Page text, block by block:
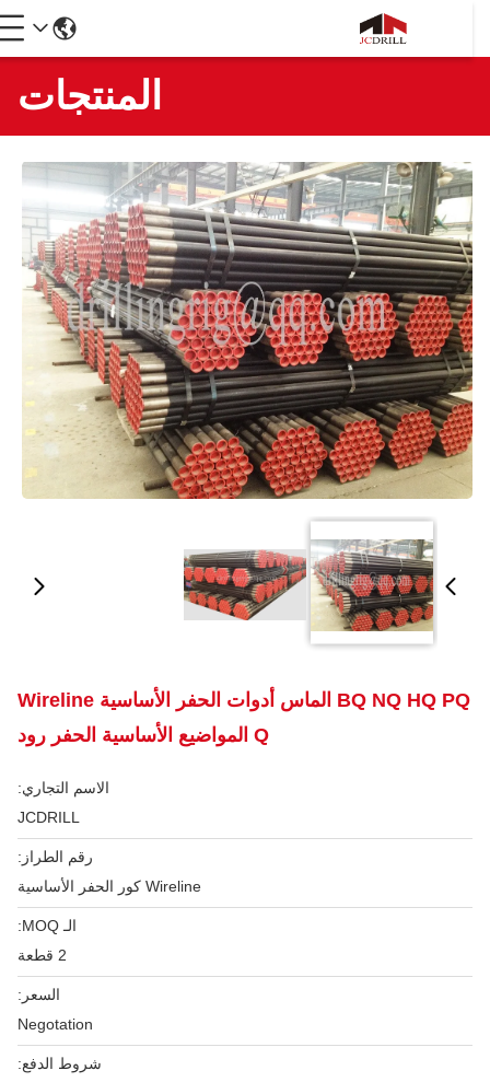
المنتجات
BQ NQ HQ PQ الماس أدوات الحفر الأساسية Wireline
Q المواضيع الأساسية الحفر رود
الاسم التجاري:
JCDRILL
رقم الطراز:
Wireline كور الحفر الأساسية
الـ MOQ:
السعر:
Negotation
شروط الدفع: